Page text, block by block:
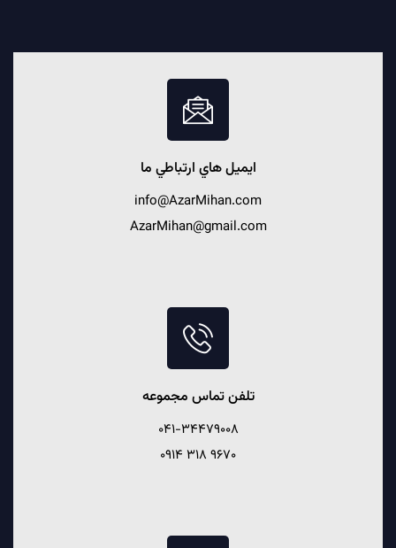
ايميل هاي ارتباطي ما
info@AzarMihan.com
AzarMihan@gmail.com
تلفن تماس مجموعه
041-34479008
9670 318 0914